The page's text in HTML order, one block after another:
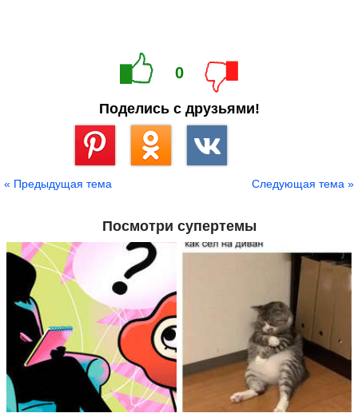
0
Поделись с друзьями!
« Предыдущая тема Следующая тема »
Посмотри супертемы